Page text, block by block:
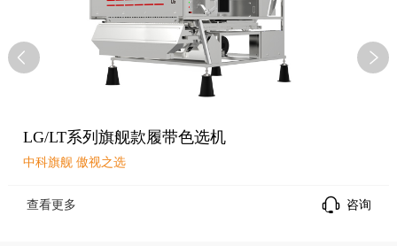
LG/LT系列旗舰款履带色选机
中科旗舰 傲视之选
查看更多 咨询